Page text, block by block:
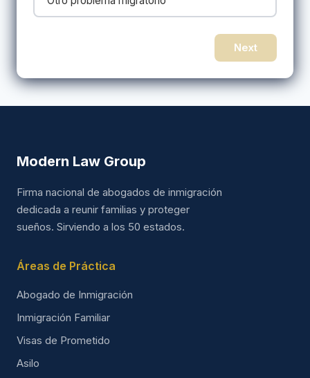
Next
Modern Law Group
Firma nacional de abogados de inmigración
dedicada a reunir familias y proteger
sueños. Sirviendo a los 50 estados.
Áreas de Práctica
Abogado de Inmigración
Inmigración Familiar
Visas de Prometido
Asilo